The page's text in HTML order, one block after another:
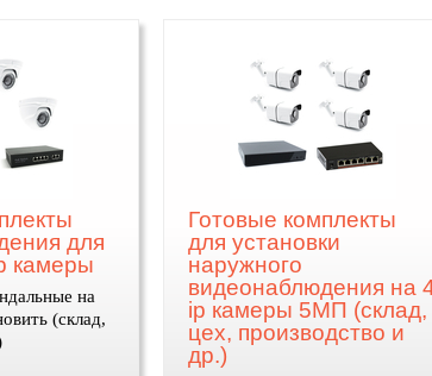
для
камеры
на
(склад,
Готовые комплекты
для установки
наружного
видеонаблюдения на
ip камеры 5МП (склад,
цех, производство и
др.)